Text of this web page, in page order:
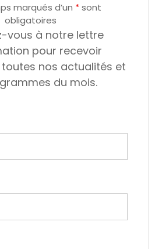
marqués d’un *sont
obligatoires
vous à notre lettre
pour recevoir
nos actualités et
du mois.